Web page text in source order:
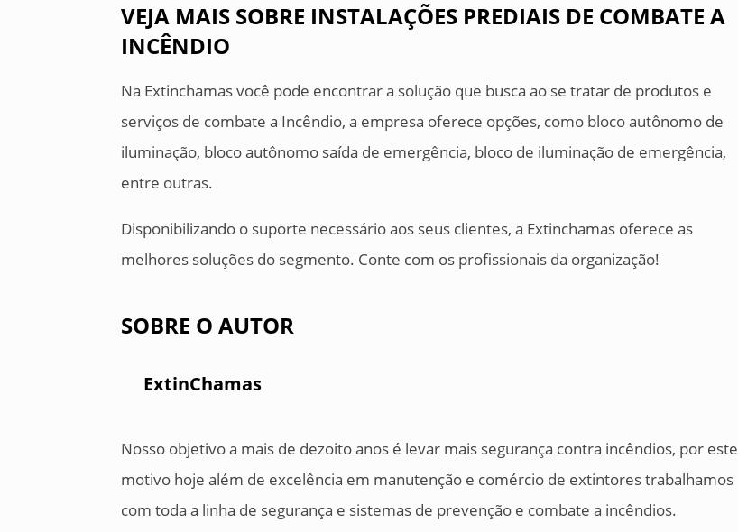
VEJA MAIS SOBRE INSTALAÇÕES PREDIAIS DE COMBATE A
INCÊNDIO
Na Extinchamas você pode encontrar a solução que busca ao se tratar de produtos e
serviços de combate a Incêndio, a empresa oferece opções, como bloco autônomo de
iluminação, bloco autônomo saída de emergência, bloco de iluminação de emergência,
entre outras.
Disponibilizando o suporte necessário aos seus clientes, a Extinchamas oferece as
melhores soluções do segmento. Conte com os profissionais da organização!
SOBRE O AUTOR
ExtinChamas
Nosso objetivo a mais de dezoito anos é levar mais segurança contra incêndios, por este
motivo hoje além de excelência em manutenção e comércio de extintores trabalhamos
com toda a linha de segurança e sistemas de prevenção e combate a incêndios.